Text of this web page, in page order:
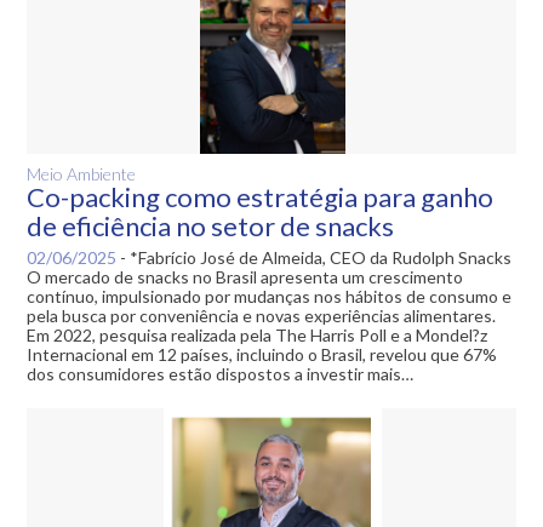
Meio Ambiente
Co-packing como estratégia para ganho
de eficiência no setor de snacks
02/06/2025 - *Fabrício José de Almeida, CEO da Rudolph Snacks
O mercado de snacks no Brasil apresenta um crescimento
contínuo, impulsionado por mudanças nos hábitos de consumo e
pela busca por conveniência e novas experiências alimentares.
Em 2022, pesquisa realizada pela The Harris Poll e a Mondel?z
Internacional em 12 países, incluindo o Brasil, revelou que 67%
dos consumidores estão dispostos a investir mais…